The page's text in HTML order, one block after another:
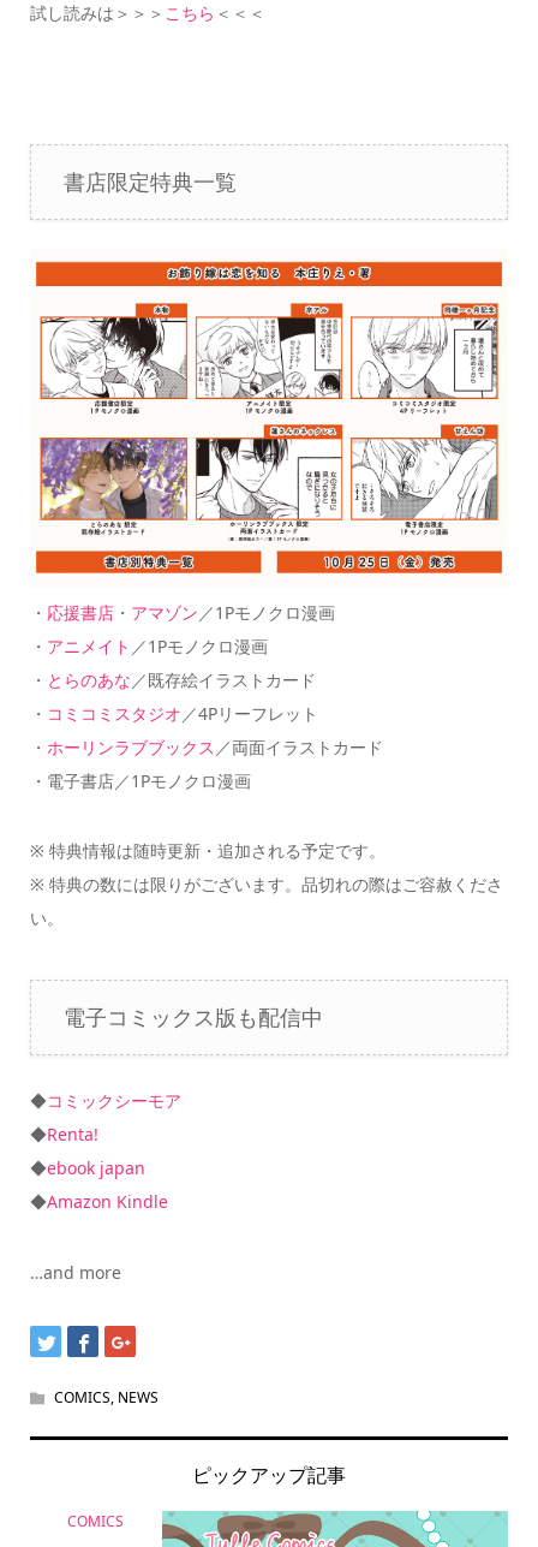
試し読みは＞＞＞ こちら ＜＜＜
書店限定特典一覧
・ 応援書店・ アマゾン／1Pモノクロ漫画
・ アニメイト ／1Pモノクロ漫画
・ とらのあな／既存絵イラストカード
・ コミコミスタジオ／4Pリーフレット
・ ホーリンラブブックス ／両面イラストカード
・電子書店／1Pモノクロ漫画
※ 特典情報は随時更新・追加される予定です。
※ 特典の数には限りがございます。品切れの際はご容赦くださ
い。
電子コミックス版も配信中
◆コミックシーモア
◆Renta!
◆ebook japan
◆Amazon Kindle
…and more
COMICS, NEWS
ピックアップ記事
COMICS